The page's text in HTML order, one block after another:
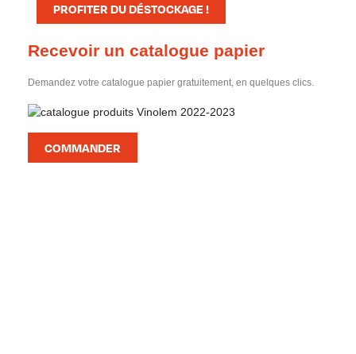
PROFITER DU DÉSTOCKAGE !
Recevoir un catalogue papier
Demandez votre catalogue papier gratuitement, en quelques clics.
COMMANDER